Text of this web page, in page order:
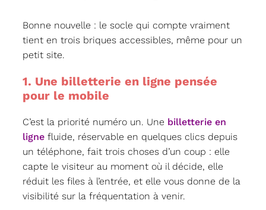
Bonne nouvelle : le socle qui compte vraiment
tient en trois briques accessibles, même pour un
petit site.
1. Une billetterie en ligne pensée
pour le mobile
C’est la priorité numéro un. Une billetterie en
ligne fluide, réservable en quelques clics depuis
un téléphone, fait trois choses d’un coup : elle
capte le visiteur au moment où il décide, elle
réduit les files à l’entrée, et elle vous donne de la
visibilité sur la fréquentation à venir.